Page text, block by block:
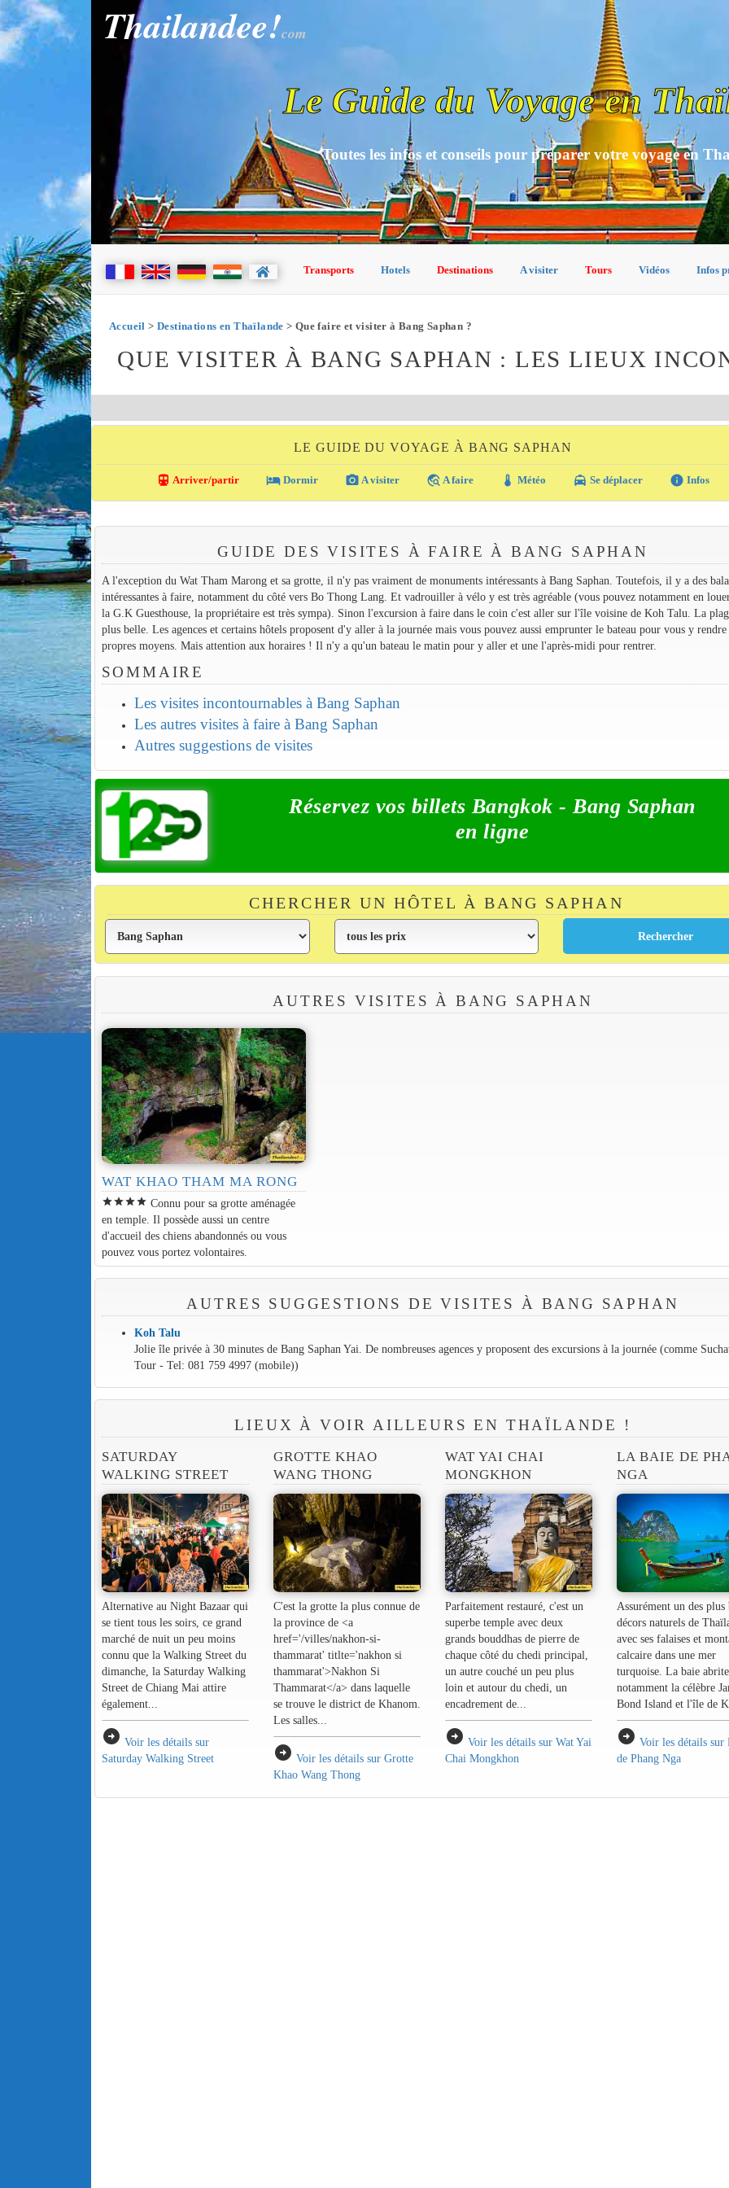
Thailandee!com
Le Guide du Voyage en
Toutes les infos et conseils pour préparer votre voyage en
Transports Hotels Destinations A visiter Tours Vidéos Infos
Accueil > Destinations en Thaïlande > Que faire et visiter à Bang Saphan ?
QUE VISITER À BANG SAPHAN : LES LIEUX
LE GUIDE DU VOYAGE À BANG SAPHAN
directions_transit Arriver/partir local_hotel Dormir photo_camera A visiter travel_explore A faire thermostat Météo local_taxi Se déplacer info Infos
GUIDE DES VISITES À FAIRE À BANG SAPHAN
A l'exception du Wat Tham Marong et sa grotte, il n'y pas vraiment de monuments intéressants à Bang Saphan. Toutefois, il y a des
intéressantes à faire, notamment du côté vers Bo Thong Lang. Et vadrouiller à vélo y est très agréable (vous pouvez notamment en
la G.K Guesthouse, la propriétaire est très sympa). Sinon l'excursion à faire dans le coin c'est aller sur l'île voisine de Koh Talu. La
plus belle. Les agences et certains hôtels proposent d'y aller à la journée mais vous pouvez aussi emprunter le bateau pour vous y
propres moyens. Mais attention aux horaires ! Il n'y a qu'un bateau le matin pour y aller et une l'après-midi pour rentrer.
SOMMAIRE
Les visites incontournables à Bang Saphan
Les autres visites à faire à Bang Saphan
Autres suggestions de visites
Réservez vos billets Bangkok - Bang Saphan
en ligne
CHERCHER UN HÔTEL À BANG SAPHAN
AUTRES VISITES À BANG SAPHAN
WAT KHAO THAM MA RONG
starstarstarstar Connu pour sa grotte aménagée
en temple. Il possède aussi un centre
d'accueil des chiens abandonnés ou vous
pouvez vous portez volontaires.
AUTRES SUGGESTIONS DE VISITES À BANG SAPHAN
Koh Talu
Jolie île privée à 30 minutes de Bang Saphan Yai. De nombreuses agences y proposent des excursions à la journée (comme
Tour - Tel: 081 759 4997 (mobile))
LIEUX À VOIR AILLEURS EN THAÏLANDE !
SATURDAY
WALKING STREET
Alternative au Night Bazaar qui
se tient tous les soirs, ce grand
marché de nuit un peu moins
connu que la Walking Street du
dimanche, la Saturday Walking
Street de Chiang Mai attire
également...
arrow_circle_right Voir les détails sur
Saturday Walking Street
GROTTE KHAO
WANG THONG
C'est la grotte la plus connue de
la province de <a
href='/villes/nakhon-si-
thammarat' titlte='nakhon si
thammarat'>Nakhon Si
Thammarat</a> dans laquelle
se trouve le district de Khanom.
Les salles...
arrow_circle_right Voir les détails sur Grotte
Khao Wang Thong
WAT YAI CHAI
MONGKHON
Parfaitement restauré, c'est un
superbe temple avec deux
grands bouddhas de pierre de
chaque côté du chedi principal,
un autre couché un peu plus
loin et autour du chedi, un
encadrement de...
arrow_circle_right Voir les détails sur Wat Yai
Chai Mongkhon
LA BAIE DE
NGA
Assurément un des plus
décors naturels de
avec ses falaises et
calcaire dans une mer
turquoise. La baie abrite
notamment la célèbre
Bond Island et l'île de
arrow_circle_right Voir les détails sur
de Phang Nga